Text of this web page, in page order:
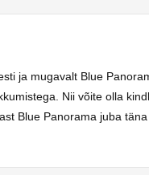
ja mugavalt Blue
Nii võite olla
Blue Panorama juba